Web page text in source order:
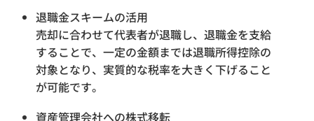
退職金スキームの活用
売却に合わせて代表者が退職し、退職金を支給
することで、一定の金額までは退職所得控除の
対象となり、実質的な税率を大きく下げること
が可能です。
資産管理会社への株式移転